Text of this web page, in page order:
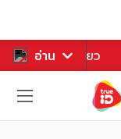
อ่าน
หาร ท่องเที่ยว